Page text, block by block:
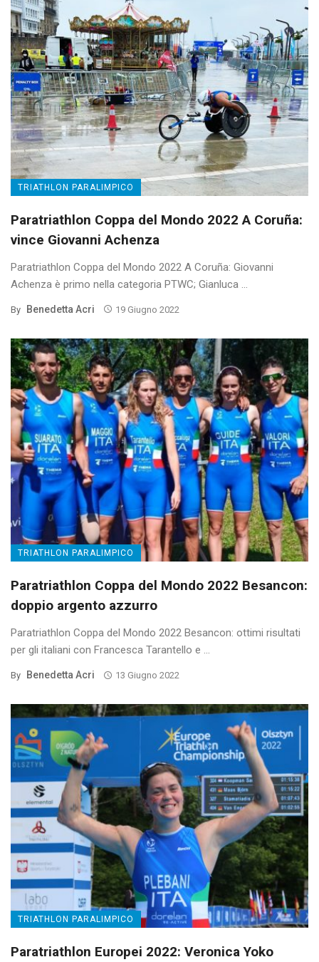
TRIATHLON PARALIMPICO
Paratriathlon Coppa del Mondo 2022 A Coruña:
vince Giovanni Achenza
Paratriathlon Coppa del Mondo 2022 A Coruña: Giovanni
Achenza è primo nella categoria PTWC; Gianluca ...
By Benedetta Acri 19 Giugno 2022
TRIATHLON PARALIMPICO
Paratriathlon Coppa del Mondo 2022 Besancon:
doppio argento azzurro
Paratriathlon Coppa del Mondo 2022 Besancon: ottimi risultati
per gli italiani con Francesca Tarantello e ...
By Benedetta Acri 13 Giugno 2022
TRIATHLON PARALIMPICO
Paratriathlon Europei 2022: Veronica Yoko